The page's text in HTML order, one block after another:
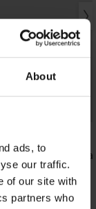
About
ads, to
our traffic.
of our site with
partners who
GRATIS
gaćice Misteria
€